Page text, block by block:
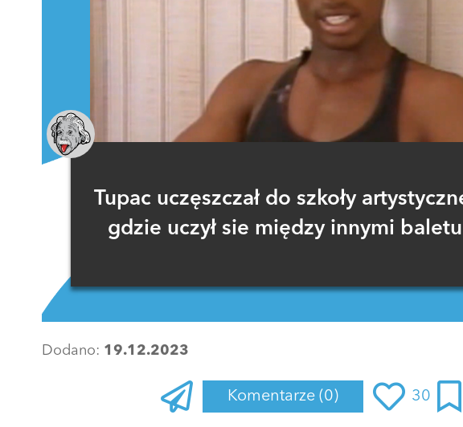
Tupac uczęszczał do szkoły
gdzie uczył sie między innymi
Dodano: 19.12.2023
Komentarze (0) 30